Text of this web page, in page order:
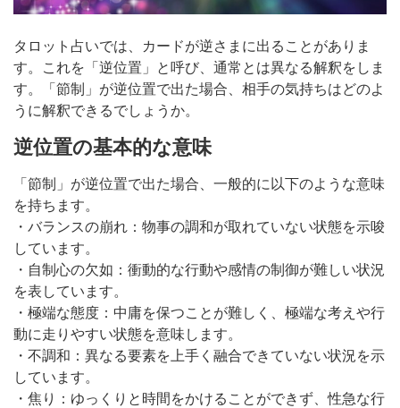
タロット占いでは、カードが逆さまに出ることがありま
す。これを「逆位置」と呼び、通常とは異なる解釈をしま
す。「節制」が逆位置で出た場合、相手の気持ちはどのよ
うに解釈できるでしょうか。
逆位置の基本的な意味
「節制」が逆位置で出た場合、一般的に以下のような意味
を持ちます。
・バランスの崩れ：物事の調和が取れていない状態を示唆
しています。
・自制心の欠如：衝動的な行動や感情の制御が難しい状況
を表しています。
・極端な態度：中庸を保つことが難しく、極端な考えや行
動に走りやすい状態を意味します。
・不調和：異なる要素を上手く融合できていない状況を示
しています。
・焦り：ゆっくりと時間をかけることができず、性急な行